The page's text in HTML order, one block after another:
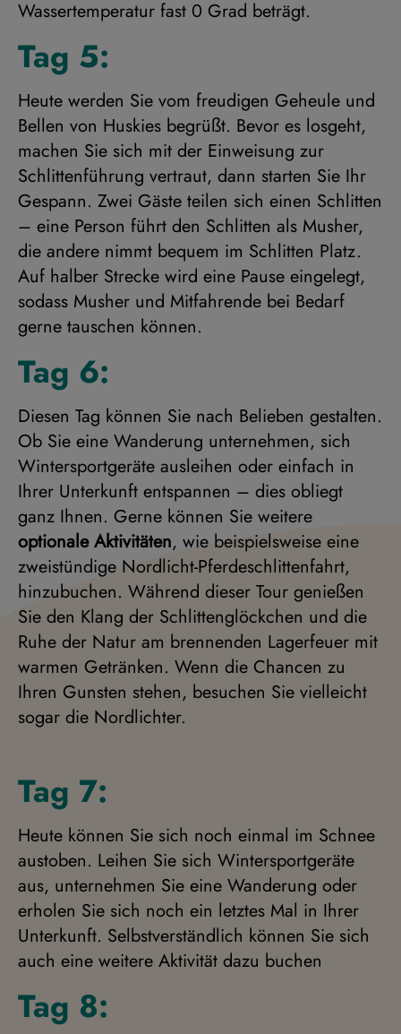
Wassertemperatur fast 0 Grad beträgt.
Tag 5:
Heute werden Sie vom freudigen Geheule und
Bellen von Huskies begrüßt. Bevor es losgeht,
machen Sie sich mit der Einweisung zur
Schlittenführung vertraut, dann starten Sie Ihr
Gespann. Zwei Gäste teilen sich einen Schlitten
– eine Person führt den Schlitten als Musher,
die andere nimmt bequem im Schlitten Platz.
Auf halber Strecke wird eine Pause eingelegt,
sodass Musher und Mitfahrende bei Bedarf
gerne tauschen können.
Tag 6:
Diesen Tag können Sie nach Belieben gestalten.
Ob Sie eine Wanderung unternehmen, sich
Wintersportgeräte ausleihen oder einfach in
Ihrer Unterkunft entspannen – dies obliegt
ganz Ihnen. Gerne können Sie weitere
optionale Aktivitäten, wie beispielsweise eine
zweistündige Nordlicht-Pferdeschlittenfahrt,
hinzubuchen. Während dieser Tour genießen
Sie den Klang der Schlittenglöckchen und die
Ruhe der Natur am brennenden Lagerfeuer mit
warmen Getränken. Wenn die Chancen zu
Ihren Gunsten stehen, besuchen Sie vielleicht
sogar die Nordlichter.
Tag 7:
Heute können Sie sich noch einmal im Schnee
austoben. Leihen Sie sich Wintersportgeräte
aus, unternehmen Sie eine Wanderung oder
erholen Sie sich noch ein letztes Mal in Ihrer
Unterkunft. Selbstverständlich können Sie sich
auch eine weitere Aktivität dazu buchen
Tag 8: